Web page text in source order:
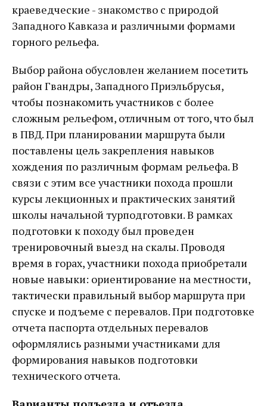
краеведческие - знакомство с природой
Западного Кавказа и различными формами
горного рельефа.
Выбор района обусловлен желанием посетить
район Гвандры, Западного Приэльбрусья,
чтобы познакомить участников с более
сложным рельефом, отличным от того, что был
в ПВД. При планировании маршрута были
поставлены цель закрепления навыков
хождения по различным формам рельефа. В
связи с этим все участники похода прошли
курсы лекционных и практических занятий
школы начальной турподготовки. В рамках
подготовки к походу был проведен
тренировочный выезд на скалы. Проводя
время в горах, участники похода приобретали
новые навыки: ориентирование на местности,
тактически правильный выбор маршрута при
спуске и подъеме с перевалов. При подготовке
отчета паспорта отдельных перевалов
оформлялись разными участниками для
формирования навыков подготовки
технического отчета.